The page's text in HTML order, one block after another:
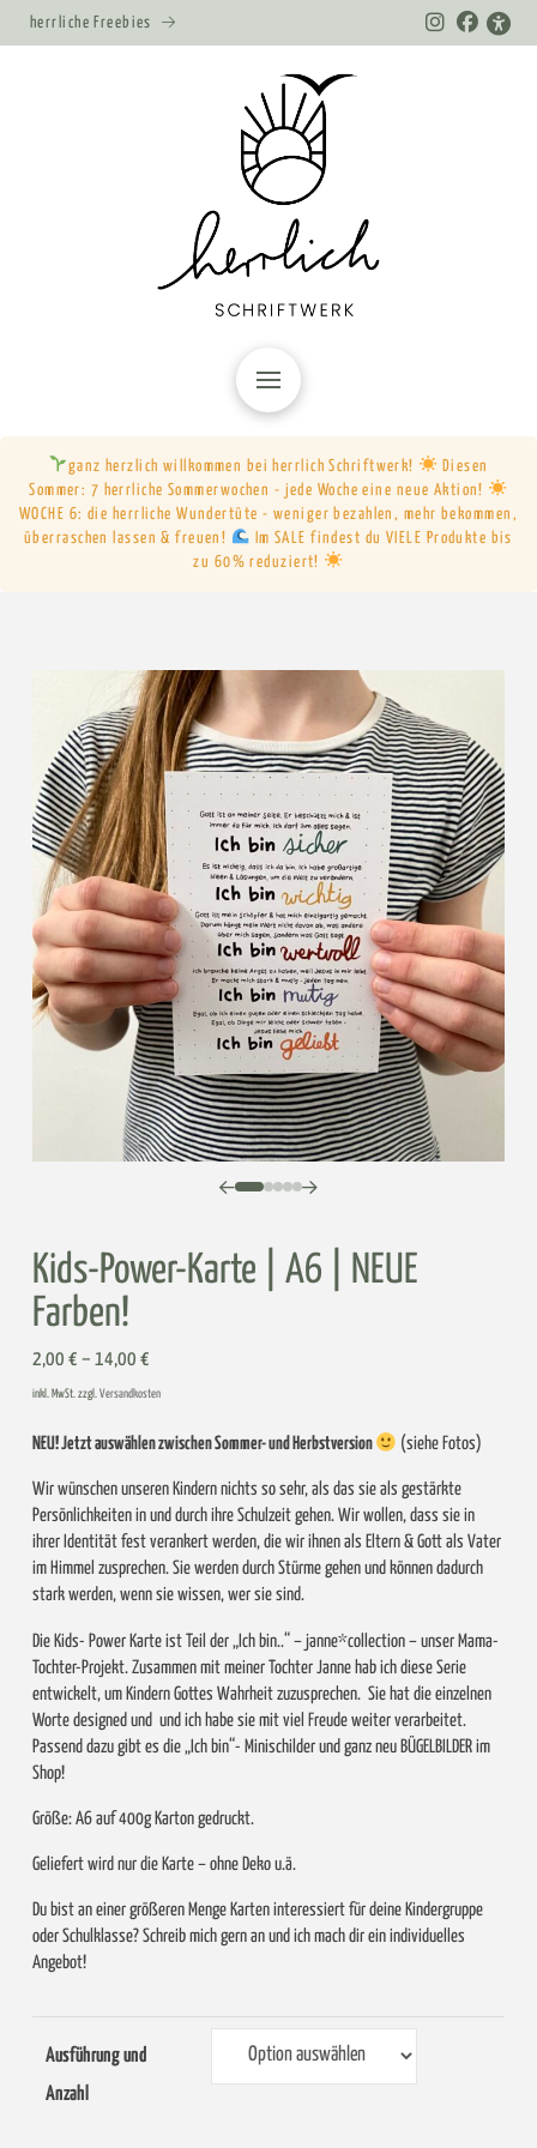
herrliche Freebies
ganz herzlich willkommen bei herrlich Schriftwerk!
Diesen
Sommer: 7 herrliche Sommerwochen - jede Woche eine neue Aktion!
WOCHE 6: die herrliche Wundertüte - weniger bezahlen, mehr bekommen,
überraschen lassen & freuen!
Im SALE findest du VIELE Produkte bis
zu 60% reduziert!
0 1234
Kids-Power-Karte | A6 | NEUE
Farben!
2,00 € – 14,00 €
inkl. MwSt. zzgl. Versandkosten
NEU! Jetzt auswählen zwischen Sommer- und Herbstversion (siehe Fotos)
Wir wünschen unseren Kindern nichts so sehr, als das sie als gestärkte
Persönlichkeiten in und durch ihre Schulzeit gehen. Wir wollen, dass sie in
ihrer Identität fest verankert werden, die wir ihnen als Eltern & Gott als Vater
im Himmel zusprechen. Sie werden durch Stürme gehen und können dadurch
stark werden, wenn sie wissen, wer sie sind.
Die Kids- Power Karte ist Teil der „Ich bin..“ – janne*collection – unser Mama-
Tochter-Projekt. Zusammen mit meiner Tochter Janne hab ich diese Serie
entwickelt, um Kindern Gottes Wahrheit zuzusprechen. Sie hat die einzelnen
Worte designed und und ich habe sie mit viel Freude weiter verarbeitet.
Passend dazu gibt es die „Ich bin“- Minischilder und ganz neu BÜGELBILDER im
Shop!
Größe: A6 auf 400g Karton gedruckt.
Geliefert wird nur die Karte – ohne Deko u.ä.
Du bist an einer größeren Menge Karten interessiert für deine Kindergruppe
oder Schulklasse? Schreib mich gern an und ich mach dir ein individuelles
Angebot!
Ausführung und
Anzahl